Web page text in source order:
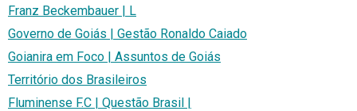
Franz Beckembauer | L
Governo de Goiás | Gestão Ronaldo Caiado
Goianira em Foco | Assuntos de Goiás
Território dos Brasileiros
Fluminense F.C | Questão Brasil |